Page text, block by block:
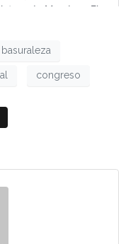
basuraleza
congreso